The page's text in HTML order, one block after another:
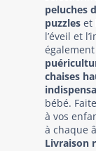
peluches
puzzles et
l’éveil et
chaises
bébé.
à vos
à chaque
Livraison